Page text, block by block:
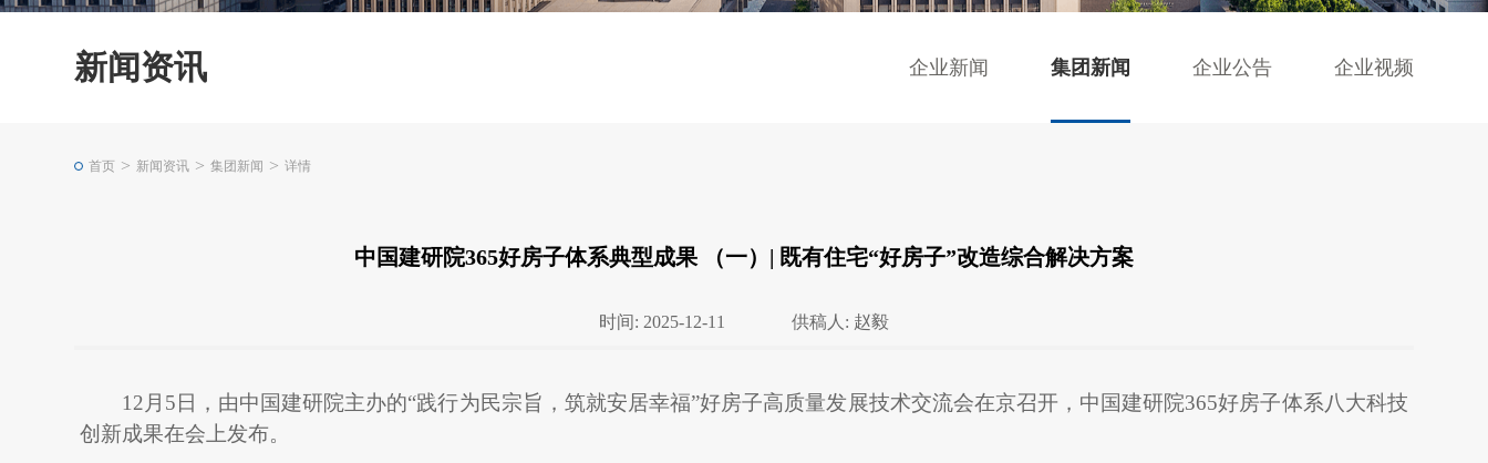
新闻资讯 企业新闻 集团新闻 企业公告 企业视频
首页 > 新闻资讯 > 集团新闻 > 详情
中国建研院365好房子体系典型成果 （一）| 既有住宅“好房子”改造综合解决方案
时间: 2025-12-11 供稿人: 赵毅
12月5日，由中国建研院主办的“践行为民宗旨，筑就安居幸福”好房子高质量发展技术交流会在京召开，中国建研院365好房子体系八大科技
创新成果在会上发布。